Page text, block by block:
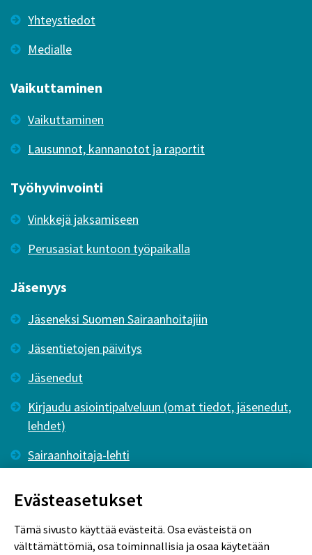
Yhteystiedot
Medialle
Vaikuttaminen
Vaikuttaminen
Lausunnot, kannanotot ja raportit
Työhyvinvointi
Vinkkejä jaksamiseen
Perusasiat kuntoon työpaikalla
Jäsenyys
Jäseneksi Suomen Sairaanhoitajiin
Jäsentietojen päivitys
Jäsenedut
Kirjaudu asiointipalveluun (omat tiedot, jäsenedut,
lehdet)
Sairaanhoitaja-lehti
Evästeasetukset
Tämä sivusto käyttää evästeitä. Osa evästeistä on
välttämättömiä, osa toiminnallisia ja osaa käytetään